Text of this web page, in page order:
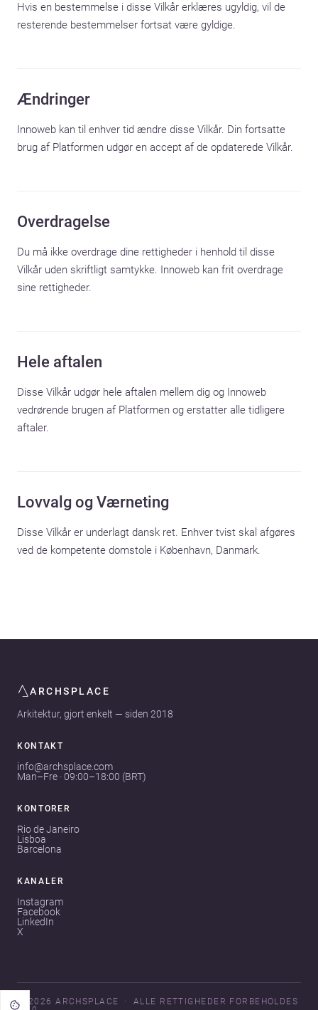
Hvis en bestemmelse i disse Vilkår erklæres ugyldig, vil de
resterende bestemmelser fortsat være gyldige.
Ændringer
Innoweb kan til enhver tid ændre disse Vilkår. Din fortsatte
brug af Platformen udgør en accept af de opdaterede Vilkår.
Overdragelse
Du må ikke overdrage dine rettigheder i henhold til disse
Vilkår uden skriftligt samtykke. Innoweb kan frit overdrage
sine rettigheder.
Hele aftalen
Disse Vilkår udgør hele aftalen mellem dig og Innoweb
vedrørende brugen af Platformen og erstatter alle tidligere
aftaler.
Lovvalg og Værneting
Disse Vilkår er underlagt dansk ret. Enhver tvist skal afgøres
ved de kompetente domstole i København, Danmark.
ARCHSPLACE
Arkitektur, gjort enkelt — siden 2018
KONTAKT
info@archsplace.com
Man–Fre · 09:00–18:00 (BRT)
KONTORER
Rio de Janeiro
Lisboa
Barcelona
KANALER
Instagram
Facebook
LinkedIn
X
© 2026 ARCHSPLACE
ALLE RETTIGHEDER FORBEHOLDES